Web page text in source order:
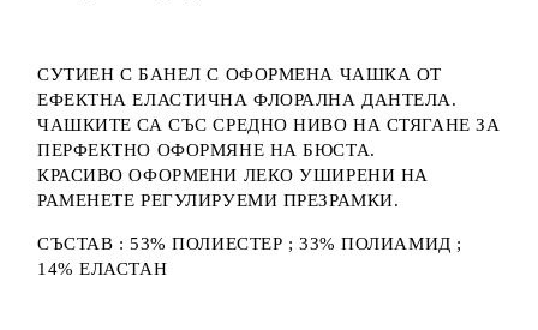
СУТИЕН С БАНЕЛ С ОФОРМЕНА ЧАШКА ОТ
ЕФЕКТНА ЕЛАСТИЧНА ФЛОРАЛНА ДАНТЕЛА.
ЧАШКИТЕ СА СЪС СРЕДНО НИВО НА СТЯГАНЕ ЗА
ПЕРФЕКТНО ОФОРМЯНЕ НА БЮСТА.
КРАСИВО ОФОРМЕНИ ЛЕКО УШИРЕНИ НА
РАМЕНЕТЕ РЕГУЛИРУЕМИ ПРЕЗРАМКИ.
СЪСТАВ : 53% ПОЛИЕСТЕР ; 33% ПОЛИАМИД ;
14% ЕЛАСТАН